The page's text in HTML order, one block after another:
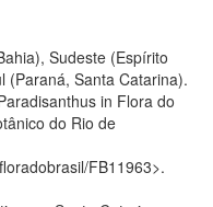
Sudeste (Espírito
(Paraná, Santa Catarina).
in Flora do
do Rio de
FB11963>.